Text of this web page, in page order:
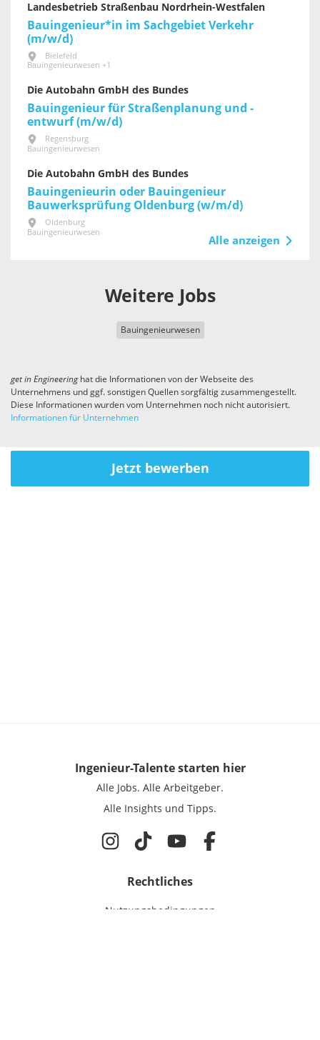
Landesbetrieb Straßenbau Nordrhein-Westfalen
Bauingenieur*in im Sachgebiet Verkehr
(m/w/d)
Bielefeld
Bauingenieurwesen +1
Die Autobahn GmbH des Bundes
Bauingenieur für Straßenplanung und -
entwurf (m/w/d)
Regensburg
Bauingenieurwesen
Die Autobahn GmbH des Bundes
Bauingenieurin oder Bauingenieur
Bauwerksprüfung Oldenburg (w/m/d)
Oldenburg
Bauingenieurwesen
Alle anzeigen
Weitere Jobs
Bauingenieurwesen
get in Engineeringhat die Informationen von der Webseite des
Unternehmens und ggf. sonstigen Quellen sorgfältig zusammengestellt.
Diese Informationen wurden vom Unternehmen noch nicht autorisiert.
Informationen für Unternehmen
Jetzt bewerben
Ingenieur-Talentestarten hier
Alle Jobs. Alle Arbeitgeber.
Alle Insights und Tipps.
Rechtliches
Nutzungsbedingungen